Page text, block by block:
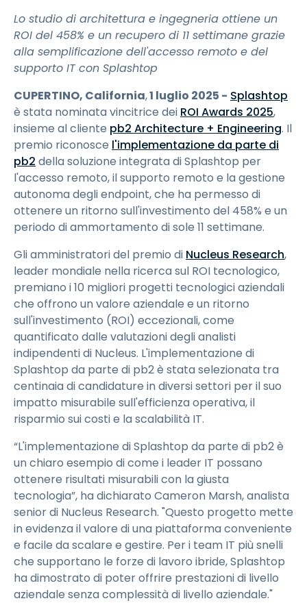
Lo studio di architettura e ingegneria ottiene un
ROI del 458% e un recupero di 11 settimane grazie
alla semplificazione dell'accesso remoto e del
supporto IT con Splashtop
CUPERTINO, California,1 luglio 2025 - Splashtop
è stata nominata vincitrice dei ROI Awards 2025,
insieme al cliente pb2 Architecture + Engineering. Il
premio riconosce l'implementazione da parte di
pb2 della soluzione integrata di Splashtop per
l'accesso remoto, il supporto remoto e la gestione
autonoma degli endpoint, che ha permesso di
ottenere un ritorno sull'investimento del 458% e un
periodo di ammortamento di sole 11 settimane.
Gli amministratori del premio di Nucleus Research,
leader mondiale nella ricerca sul ROI tecnologico,
premiano i 10 migliori progetti tecnologici aziendali
che offrono un valore aziendale e un ritorno
sull'investimento (ROI) eccezionali, come
quantificato dalle valutazioni degli analisti
indipendenti di Nucleus. L'implementazione di
Splashtop da parte di pb2 è stata selezionata tra
centinaia di candidature in diversi settori per il suo
impatto misurabile sull'efficienza operativa, il
risparmio sui costi e la scalabilità IT.
“L'implementazione di Splashtop da parte di pb2 è
un chiaro esempio di come i leader IT possano
ottenere risultati misurabili con la giusta
tecnologia”, ha dichiarato Cameron Marsh, analista
senior di Nucleus Research. "Questo progetto mette
in evidenza il valore di una piattaforma conveniente
e facile da scalare e gestire. Per i team IT più snelli
che supportano le forze di lavoro ibride, Splashtop
ha dimostrato di poter offrire prestazioni di livello
aziendale senza complessità di livello aziendale."